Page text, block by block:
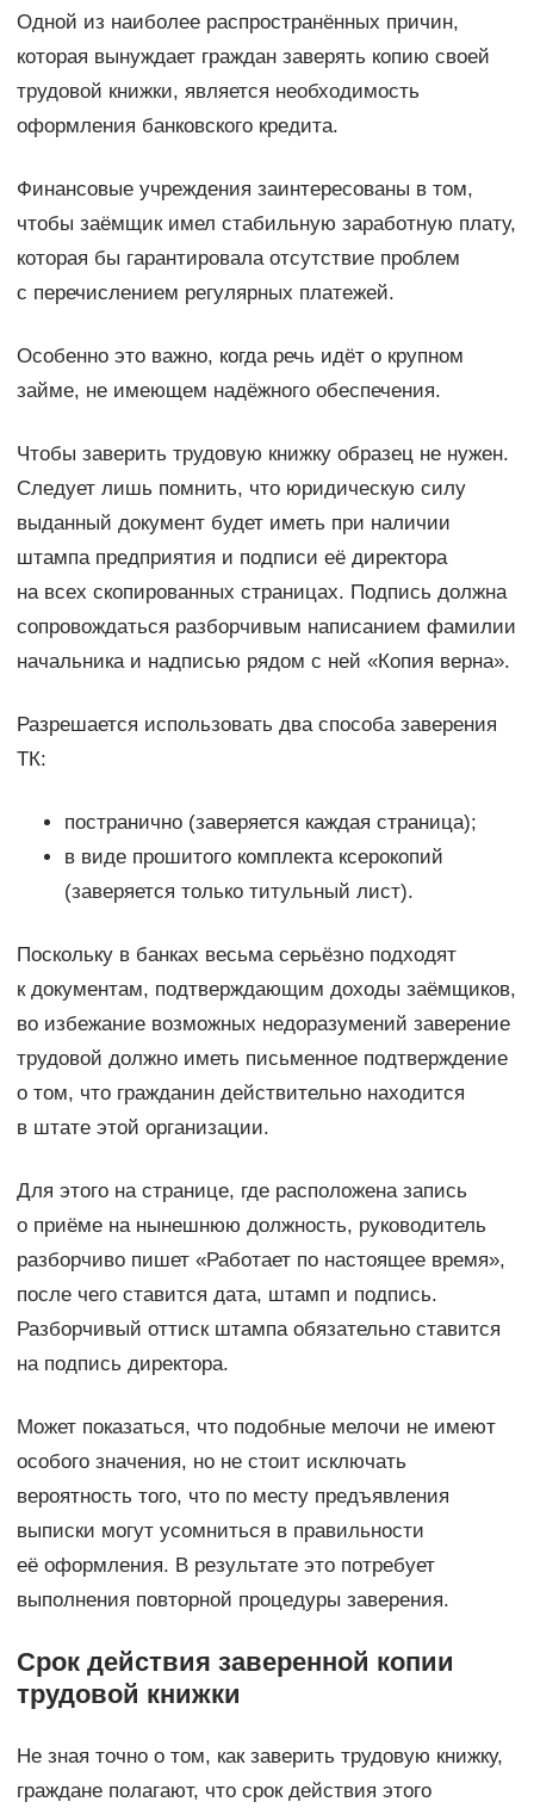
Одной из наиболее распространённых причин,
которая вынуждает граждан заверять копию своей
трудовой книжки, является необходимость
оформления банковского кредита.
Финансовые учреждения заинтересованы в том,
чтобы заёмщик имел стабильную заработную плату,
которая бы гарантировала отсутствие проблем
с перечислением регулярных платежей.
Особенно это важно, когда речь идёт о крупном
займе, не имеющем надёжного обеспечения.
Чтобы заверить трудовую книжку образец не нужен.
Следует лишь помнить, что юридическую силу
выданный документ будет иметь при наличии
штампа предприятия и подписи её директора
на всех скопированных страницах. Подпись должна
сопровождаться разборчивым написанием фамилии
начальника и надписью рядом с ней «Копия верна».
Разрешается использовать два способа заверения
ТК:
постранично (заверяется каждая страница);
в виде прошитого комплекта ксерокопий
(заверяется только титульный лист).
Поскольку в банках весьма серьёзно подходят
к документам, подтверждающим доходы заёмщиков,
во избежание возможных недоразумений заверение
трудовой должно иметь письменное подтверждение
о том, что гражданин действительно находится
в штате этой организации.
Для этого на странице, где расположена запись
о приёме на нынешнюю должность, руководитель
разборчиво пишет «Работает по настоящее время»,
после чего ставится дата, штамп и подпись.
Разборчивый оттиск штампа обязательно ставится
на подпись директора.
Может показаться, что подобные мелочи не имеют
особого значения, но не стоит исключать
вероятность того, что по месту предъявления
выписки могут усомниться в правильности
её оформления. В результате это потребует
выполнения повторной процедуры заверения.
Срок действия заверенной копии
трудовой книжки
Не зная точно о том, как заверить трудовую книжку,
граждане полагают, что срок действия этого